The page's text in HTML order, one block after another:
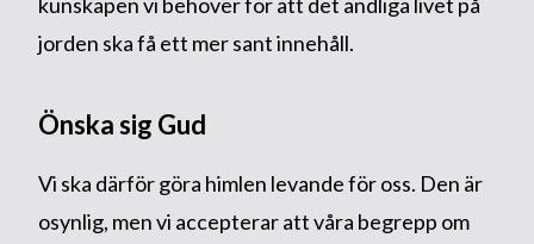
jorden ska få ett mer sant innehåll.
Önska sig Gud
Vi ska därför göra himlen levande för oss. Den är
osynlig, men vi accepterar att våra begrepp om